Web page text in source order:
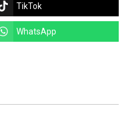
TikTok
WhatsApp